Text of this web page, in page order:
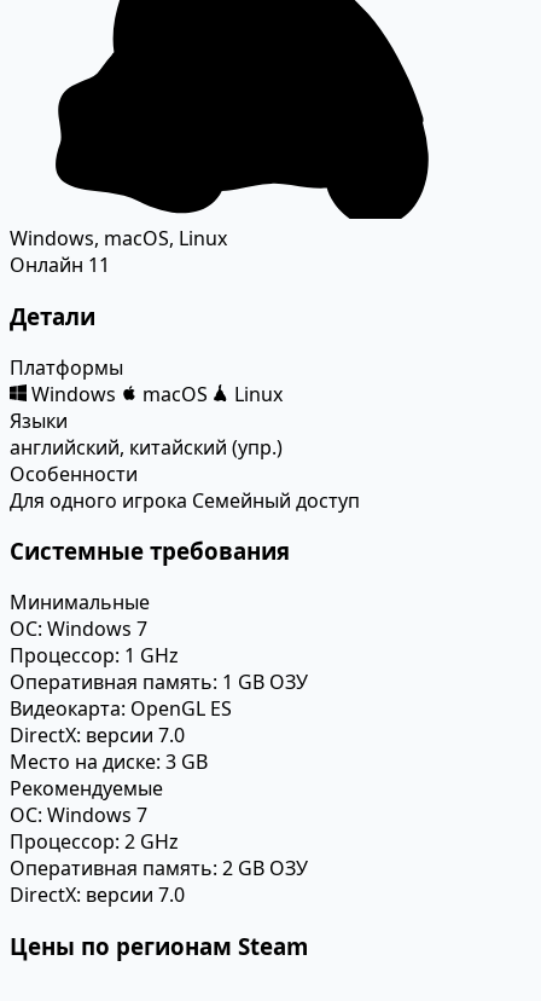
Windows, macOS, Linux
Онлайн 11
Детали
Платформы
Windows
macOS
Linux
Языки
английский, китайский (упр.)
Особенности
Для одного игрока Семейный доступ
Системные требования
Минимальные
ОС: Windows 7
Процессор: 1 GHz
Оперативная память: 1 GB ОЗУ
Видеокарта: OpenGL ES
DirectX: версии 7.0
Место на диске: 3 GB
Рекомендуемые
ОС: Windows 7
Процессор: 2 GHz
Оперативная память: 2 GB ОЗУ
DirectX: версии 7.0
Цены по регионам Steam